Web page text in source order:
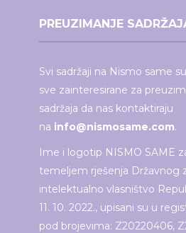
PREUZIMANJE
Svi sadržaji na Nismo same
sve zainteresirane za
sadržaja da nas kontaktiraju
na info@nismosame.com.
Ime i logotip NISMO SAME
temeljem rješenja Državnog
intelektualno vlasništvo
11. 10. 2022., upisani su u
pod brojevima: Z20220406,